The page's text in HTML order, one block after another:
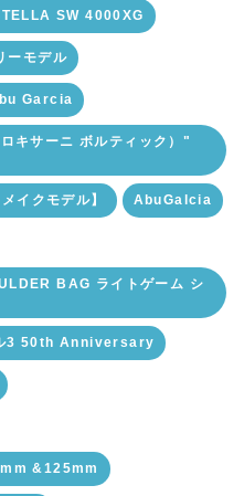
SW 4000XG
ーモデル
Garcia
サーニ ボルティック）"
イクモデル】 AbuGalcia
BAG ライトゲーム シ
3 50th Anniversary
&125mm